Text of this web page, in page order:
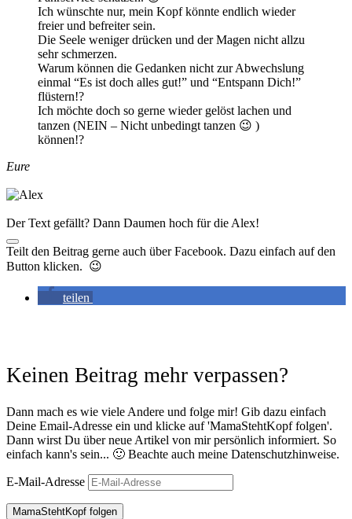
Ich wünschte nur, mein Kopf könnte endlich wieder
freier und befreiter sein.
Die Seele weniger drücken und der Magen nicht allzu
sehr schmerzen.
Warum können die Gedanken nicht zur Abwechslung
einmal “Es ist doch alles gut!” und “Entspann Dich!”
flüstern!?
Ich möchte doch so gerne wieder gelöst lachen und
tanzen (NEIN – Nicht unbedingt tanzen 😉 )
können!?
Eure
Der Text gefällt? Dann Daumen hoch für die Alex!
Teilt den Beitrag gerne auch über Facebook. Dazu einfach auf den
Button klicken. 😉
teilen
Keinen Beitrag mehr verpassen?
Dann mach es wie viele Andere und folge mir! Gib dazu einfach
Deine Email-Adresse ein und klicke auf 'MamaStehtKopf folgen'.
Dann wirst Du über neue Artikel von mir persönlich informiert. So
einfach kann's sein... 🙂 Beachte auch meine Datenschutzhinweise.
E-Mail-Adresse
MamaStehtKopf folgen